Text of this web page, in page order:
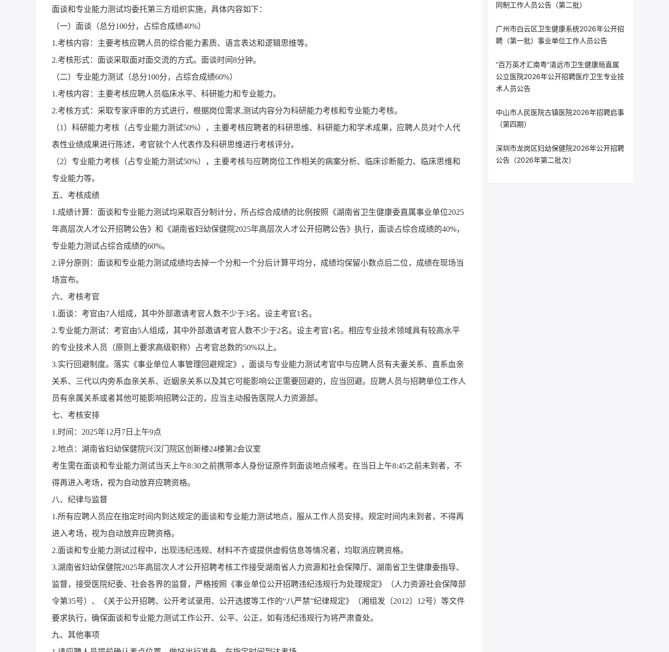
面谈和专业能力测试均委托第三方组织实施，具体内容如下：
（一）面谈（总分100分，占综合成绩40%）
1.考核内容：主要考核应聘人员的综合能力素质、语言表达和逻辑思维等。
2.考核形式：面谈采取面对面交流的方式。面谈时间8分钟。
（二）专业能力测试（总分100分，占综合成绩60%）
1.考核内容：主要考核应聘人员临床水平、科研能力和专业能力。
2.考核方式：采取专家评审的方式进行，根据岗位需求,测试内容分为科研能力考核和专业能力考核。
（1）科研能力考核（占专业能力测试50%），主要考核应聘者的科研思维、科研能力和学术成果，应聘人员对个人代
表性业绩成果进行陈述，考官就个人代表作及科研思维进行考核评分。
（2）专业能力考核（占专业能力测试50%），主要考核与应聘岗位工作相关的病案分析、临床诊断能力、临床思维和
专业能力等。
五、考核成绩
1.成绩计算：面谈和专业能力测试均采取百分制计分，所占综合成绩的比例按照《湖南省卫生健康委直属事业单位2025
年高层次人才公开招聘公告》和《湖南省妇幼保健院2025年高层次人才公开招聘公告》执行，面谈占综合成绩的40%，
专业能力测试占综合成绩的60%。
2.评分原则：面谈和专业能力测试成绩均去掉一个分和一个分后计算平均分，成绩均保留小数点后二位，成绩在现场当
场宣布。
六、考核考官
1.面谈：考官由7人组成，其中外部邀请考官人数不少于3名。设主考官1名。
2.专业能力测试：考官由5人组成，其中外部邀请考官人数不少于2名。设主考官1名。相应专业技术领域具有较高水平
的专业技术人员（原则上要求高级职称）占考官总数的50%以上。
3.实行回避制度。落实《事业单位人事管理回避规定》，面谈与专业能力测试考官中与应聘人员有夫妻关系、直系血亲
关系、三代以内旁系血亲关系、近姻亲关系以及其它可能影响公正需要回避的，应当回避。应聘人员与招聘单位工作人
员有亲属关系或者其他可能影响招聘公正的，应当主动报告医院人力资源部。
七、考核安排
1.时间：2025年12月7日上午9点
2.地点：湖南省妇幼保健院兴汉门院区创新楼24楼第2会议室
考生需在面谈和专业能力测试当天上午8:30之前携带本人身份证原件到面谈地点候考。在当日上午8:45之前未到者，不
得再进入考场，视为自动放弃应聘资格。
八、纪律与监督
1.所有应聘人员应在指定时间内到达规定的面谈和专业能力测试地点，服从工作人员安排。规定时间内未到者，不得再
进入考场，视为自动放弃应聘资格。
2.面谈和专业能力测试过程中，出现违纪违规、材料不齐或提供虚假信息等情况者，均取消应聘资格。
3.湖南省妇幼保健院2025年高层次人才公开招聘考核工作接受湖南省人力资源和社会保障厅、湖南省卫生健康委指导、
监督，接受医院纪委、社会各界的监督，严格按照《事业单位公开招聘违纪违规行为处理规定》（人力资源社会保障部
令第35号）、《关于公开招聘、公开考试录用、公开选拔等工作的“八严禁”纪律规定》（湘组发〔2012〕12号）等文件
要求执行，确保面谈和专业能力测试工作公开、公平、公正，如有违纪违规行为将严肃查处。
九、其他事项
同制工作人员公告（第二批）
广州市白云区卫生健康系统2026年公开招
聘（第一批）事业单位工作人员公告
“百万英才汇南粤”清远市卫生健康局直属
公立医院2026年公开招聘医疗卫生专业技
术人员公告
中山市人民医院古镇医院2026年招聘启事
（第四期）
深圳市龙岗区妇幼保健院2026年公开招聘
公告（2026年第二批次）